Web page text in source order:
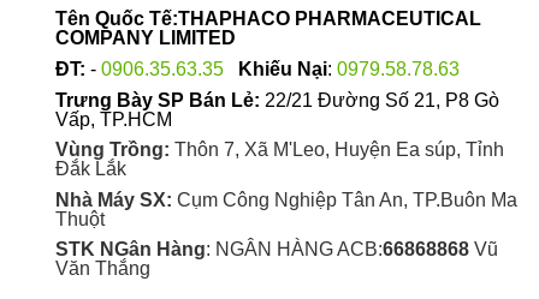
trên
trang
sản
Tên Quốc Tế:THAPHACO PHARMACEUTICAL
COMPANY LIMITED
ĐT: - 0906.35.63.35 Khiếu Nại: 0979.58.78.63
Trưng Bày SP Bán Lẻ: 22/21 Đường Số 21, P8 Gò
Vấp, TP.HCM
Vùng Trồng: Thôn 7, Xã M'Leo, Huyện Ea súp, Tỉnh
Đắk Lắk
Nhà Máy SX: Cụm Công Nghiệp Tân An, TP.Buôn Ma
Thuột
STK NGân Hàng: NGÂN HÀNG ACB:66868868Vũ
Văn Thắng